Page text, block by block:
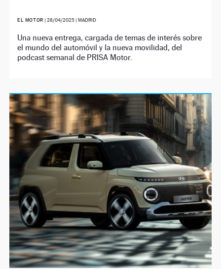
EL MOTOR |28/04/2025 | MADRID
Una nueva entrega, cargada de temas de interés sobre
el mundo del automóvil y la nueva movilidad, del
podcast semanal de PRISA Motor.